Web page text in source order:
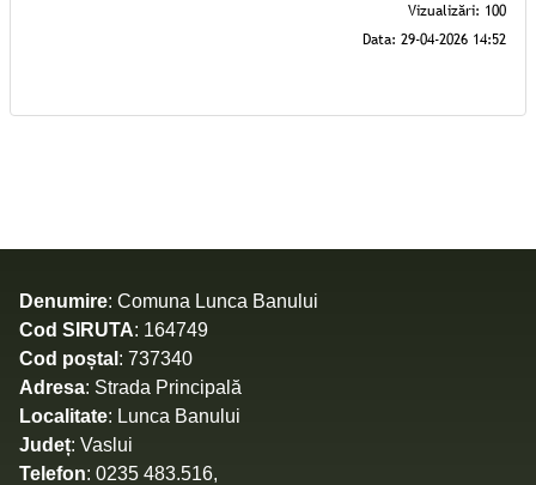
Denumire: Comuna Lunca Banului
Cod SIRUTA: 164749
Cod poștal : 737340
Adresa: Strada Principală
Localitate: Lunca Banului
Județ: Vaslui
Telefon: 0235 483.516,